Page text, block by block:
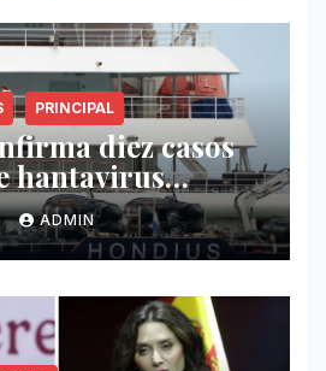
PRINCIPAL
diez casos
hantavirus
crucero MV
ADMIN